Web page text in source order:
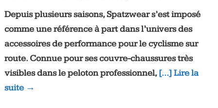
Depuis plusieurs saisons, Spatzwear s’est imposé
comme une référence à part dans l’univers des
accessoires de performance pour le cyclisme sur
route. Connue pour ses couvre-chaussures très
visibles dans le peloton professionnel,[…] Lire la
suite →